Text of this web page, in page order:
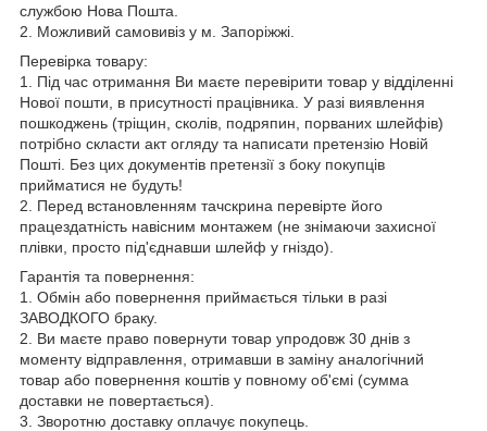
службою Нова Пошта.
2. Можливий самовивіз у м. Запоріжжі.
Перевірка товару:
1. Під час отримання Ви маєте перевірити товар у відділенні
Нової пошти, в присутності працівника. У разі виявлення
пошкоджень (тріщин, сколів, подряпин, порваних шлейфів)
потрібно скласти акт огляду та написати претензію Новій
Пошті. Без цих документів претензії з боку покупців
прийматися не будуть!
2. Перед встановленням тачскрина перевірте його
працездатність навісним монтажем (не знімаючи захисної
плівки, просто під'єднавши шлейф у гніздо).
Гарантія та повернення:
1. Обмін або повернення приймається тільки в разі
ЗАВОДКОГО браку.
2. Ви маєте право повернути товар упродовж 30 днів з
моменту відправлення, отримавши в заміну аналогічний
товар або повернення коштів у повному об'ємі (сумма
доставки не повертається).
3. Зворотню доставку оплачує покупець.